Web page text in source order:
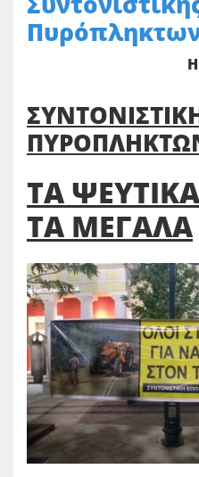
ΤΑ
ΤΑ ΜΕΓΑΛΑ